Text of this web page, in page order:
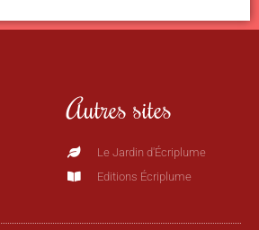
Autres sites
Le Jardin d'Écriplume
Editions Écriplume